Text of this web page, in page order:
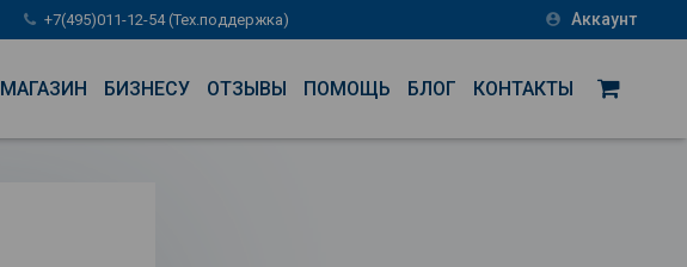
+7(495)011-12-54 (Тех.поддержка) account_circle Аккаунт
МАГАЗИН БИЗНЕСУ ОТЗЫВЫ ПОМОЩЬ БЛОГ КОНТАКТЫ